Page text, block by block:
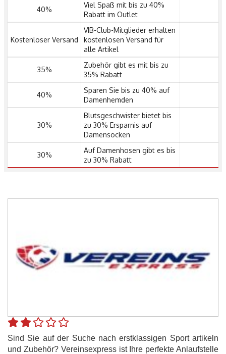
40%
Viel Spaß mit bis zu 40%
Rabatt im Outlet
Kostenloser Versand
VIB-Club-Mitglieder erhalten
kostenlosen Versand für
alle Artikel
35%
Zubehör gibt es mit bis zu
35% Rabatt
40%
Sparen Sie bis zu 40% auf
Damenhemden
30%
Blutsgeschwister bietet bis
zu 30% Ersparnis auf
Damensocken
30%
Auf Damenhosen gibt es bis
zu 30% Rabatt
Sind Sie auf der Suche nach erstklassigen Sport artikeln
und Zubehör? Vereinsexpress ist Ihre perfekte Anlaufstelle